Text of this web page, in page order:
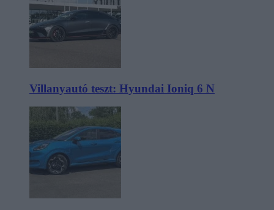
Villanyautó teszt: Hyundai Ioniq 6 N